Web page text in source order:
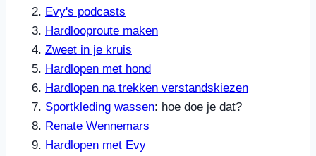
Evy's podcasts
Hardlooproute maken
Zweet in je kruis
Hardlopen met hond
Hardlopen na trekken verstandskiezen
Sportkleding wassen: hoe doe je dat?
Renate Wennemars
Hardlopen met Evy